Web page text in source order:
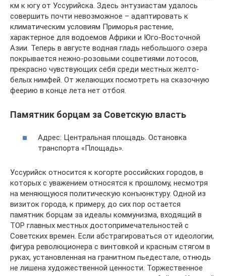
км к югу от Уссурийска. Здесь энтузиастам удалось
совершить почти невозможное – адаптировать к
климатическим условиям Приморья растение,
характерное для водоемов Африки и Юго-Восточной
Азии. Теперь в августе водная гладь небольшого озера
покрывается нежно-розовыми соцветиями лотосов,
прекрасно чувствующих себя среди местных желто-
белых нимфей. От желающих посмотреть на сказочную
феерию в конце лета нет отбоя.
Памятник борцам за Советскую власть
Адрес: Центральная площадь. Остановка
транспорта «Площадь».
Уссурийск относится к когорте российских городов, в
которых с уважением относятся к прошлому, несмотря
на меняющуюся политическую конъюнктуру. Одной из
визиток города, к примеру, до сих пор остается
памятник борцам за идеалы коммунизма, входящий в
TOP главных местных достопримечательностей с
Советских времен. Если абстрагироваться от идеологии,
фигура революционера с винтовкой и красным стягом в
руках, установленная на гранитном пьедестале, отнюдь
не лишена художественной ценности. Торжественное